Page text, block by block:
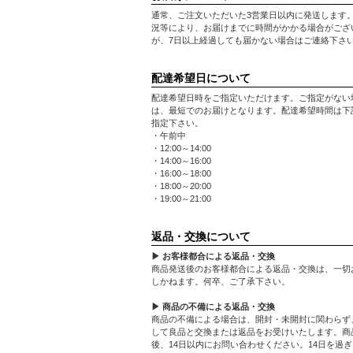
通常、ご注文いただいた3営業日以内に発送します
況等により、お届けまでに時間がかかる場合がござ
が、7日以上経過しても届かない場合はご連絡下さい
配達希望日について
配達希望日時をご指定いただけます。ご指定がない
は、最短でのお届けとなります。配達希望時間は下
指定下さい。
・午前中
・12:00～14:00
・14:00～16:00
・16:00～18:00
・18:00～20:00
・19:00～21:00
返品・交換について
▶ お客様都合による返品・交換
商品発送後のお客様都合による返品・交換は、一切
しかねます。何卒、ご了承下さい。
▶ 商品の不備による返品・交換
商品の不備による場合は、開封・未開封に関わらず
して良品と交換または返品をお受けいたします。商
後、14日以内にお問い合わせください。14日を過ぎ